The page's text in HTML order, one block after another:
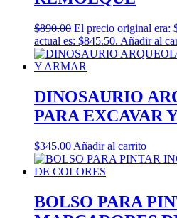
$890.00 El precio original era:
actual es: $845.50. Añadir al
DINOSAURIO
PARA EXCAVAR
$345.00 Añadir al carrito
BOLSO PARA